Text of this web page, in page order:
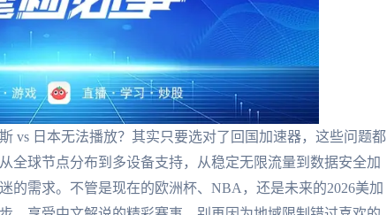
vs 日本无法播放？其实只要选对了回国加速器，这些问题都
全球节点分布到多设备支持，从稳定无限流量到数据安全加
的需求。不管是现在的欧洲杯、NBA，还是未来的2026美加